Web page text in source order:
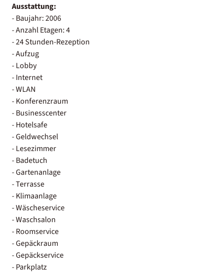
Ausstattung:
- Baujahr: 2006
- Anzahl Etagen: 4
- 24 Stunden-Rezeption
- Aufzug
- Lobby
- Internet
- WLAN
- Konferenzraum
- Businesscenter
- Hotelsafe
- Geldwechsel
- Lesezimmer
- Badetuch
- Gartenanlage
- Terrasse
- Klimaanlage
- Wäscheservice
- Waschsalon
- Roomservice
- Gepäckraum
- Gepäckservice
- Parkplatz